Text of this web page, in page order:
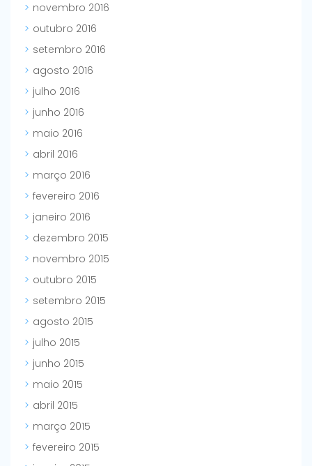
novembro 2016
outubro 2016
setembro 2016
agosto 2016
julho 2016
junho 2016
maio 2016
abril 2016
março 2016
fevereiro 2016
janeiro 2016
dezembro 2015
novembro 2015
outubro 2015
setembro 2015
agosto 2015
julho 2015
junho 2015
maio 2015
abril 2015
março 2015
fevereiro 2015